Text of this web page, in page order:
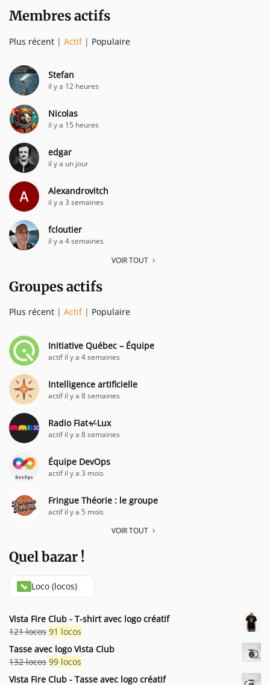
Membres actifs
Plus récent | Actif | Populaire
Stefan
il y a 12 heures
Nicolas
il y a 15 heures
edgar
il y a un jour
Alexandrovitch
il y a 3 semaines
fcloutier
il y a 4 semaines
VOIR TOUT
Groupes actifs
Plus récent | Actif | Populaire
Initiative Québec – Équipe
actif il y a 4 semaines
Intelligence artificielle
actif il y a 8 semaines
Radio Fiat+⁄-Lux
actif il y a 8 semaines
Équipe DevOps
actif il y a 3 mois
Fringue Théorie : le groupe
actif il y a 5 mois
VOIR TOUT
Quel bazar !
Loco (locos)
Vista Fire Club - T-shirt avec logo créatif
121locos Le
prix
initial
était :
121 locos.
91 locos
prix
actuel
est :
91 locos.
Tasse avec logo Vista Club
132locos Le
prix
99 locos
Vista Fire Club - Tasse avec logo créatif